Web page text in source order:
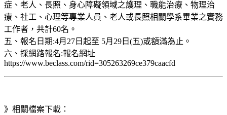
症、老人、長照、身心障礙領域之護理、職能治療、物理治
療、社工、心理等專業人員、老人或長照相關學系畢業之實務
工作者，共計60名。
五、報名日期:4月27日起至 5月29日(五)或額滿為止。
六、採網路報名:報名網址
https://www.beclass.com/rid=305263269ce379caacfd
》相關檔案下載：